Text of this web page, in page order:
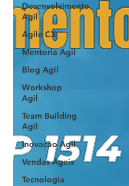
Desenvolvimento
Agil
Agile CX
Mentoria Agil
Blog Agil
Workshop
Agil
Team Building
Agil
Inovacao Agil
Vendas Ageis
Tecnologia